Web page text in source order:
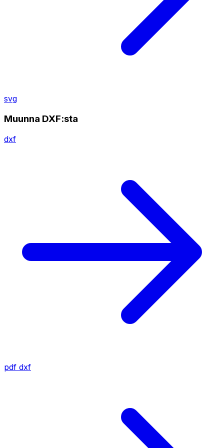
svg
Muunna DXF:sta
dxf
pdf dxf